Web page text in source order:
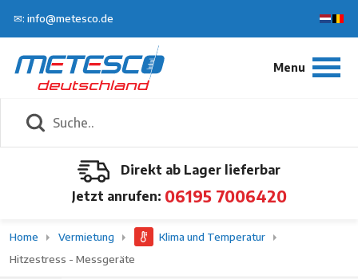
✉: info@metesco.de
Direkt ab Lager lieferbar
Jetzt anrufen: 06195 7006420
Home Vermietung
Klima und Temperatur
Hitzestress - Messgeräte